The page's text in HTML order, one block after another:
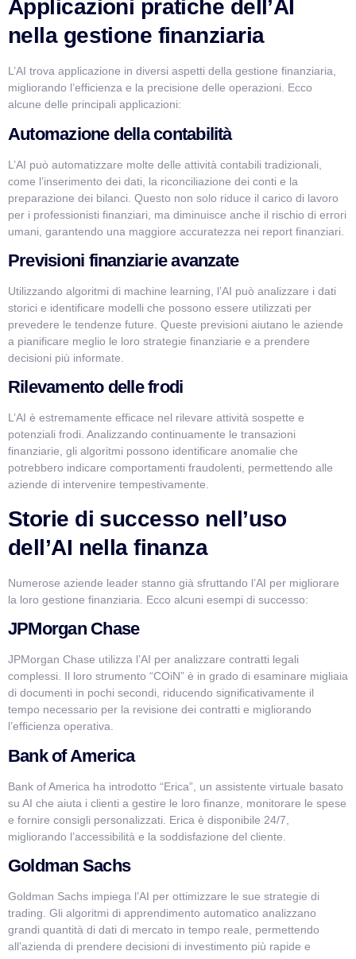
Applicazioni pratiche dell’AI
nella gestione finanziaria
L’AI trova applicazione in diversi aspetti della gestione finanziaria,
migliorando l’efficienza e la precisione delle operazioni. Ecco
alcune delle principali applicazioni:
Automazione della contabilità
L’AI può automatizzare molte delle attività contabili tradizionali,
come l’inserimento dei dati, la riconciliazione dei conti e la
preparazione dei bilanci. Questo non solo riduce il carico di lavoro
per i professionisti finanziari, ma diminuisce anche il rischio di errori
umani, garantendo una maggiore accuratezza nei report finanziari.
Previsioni finanziarie avanzate
Utilizzando algoritmi di machine learning, l’AI può analizzare i dati
storici e identificare modelli che possono essere utilizzati per
prevedere le tendenze future. Queste previsioni aiutano le aziende
a pianificare meglio le loro strategie finanziarie e a prendere
decisioni più informate.
Rilevamento delle frodi
L’AI è estremamente efficace nel rilevare attività sospette e
potenziali frodi. Analizzando continuamente le transazioni
finanziarie, gli algoritmi possono identificare anomalie che
potrebbero indicare comportamenti fraudolenti, permettendo alle
aziende di intervenire tempestivamente.
Storie di successo nell’uso
dell’AI nella finanza
Numerose aziende leader stanno già sfruttando l’AI per migliorare
la loro gestione finanziaria. Ecco alcuni esempi di successo:
JPMorgan Chase
JPMorgan Chase utilizza l’AI per analizzare contratti legali
complessi. Il loro strumento “COiN” è in grado di esaminare migliaia
di documenti in pochi secondi, riducendo significativamente il
tempo necessario per la revisione dei contratti e migliorando
l’efficienza operativa.
Bank of America
Bank of America ha introdotto “Erica”, un assistente virtuale basato
su AI che aiuta i clienti a gestire le loro finanze, monitorare le spese
e fornire consigli personalizzati. Erica è disponibile 24/7,
migliorando l’accessibilità e la soddisfazione del cliente.
Goldman Sachs
Goldman Sachs impiega l’AI per ottimizzare le sue strategie di
trading. Gli algoritmi di apprendimento automatico analizzano
grandi quantità di dati di mercato in tempo reale, permettendo
all’azienda di prendere decisioni di investimento più rapide e